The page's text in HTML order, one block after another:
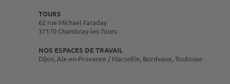
TOURS
62 rue Michael Faraday
37170 Chambray-les-Tours
NOS ESPACES DE TRAVAIL
Dijon, Aix-en-Provence / Marseille, Bordeaux, Toulouse